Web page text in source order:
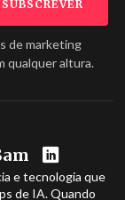
de marketing
qualquer altura.
e tecnologia que
de IA. Quando